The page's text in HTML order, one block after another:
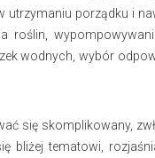
porządku i
roślin,
wodnych, wybór
się skomplikowany,
bliżej tematowi,